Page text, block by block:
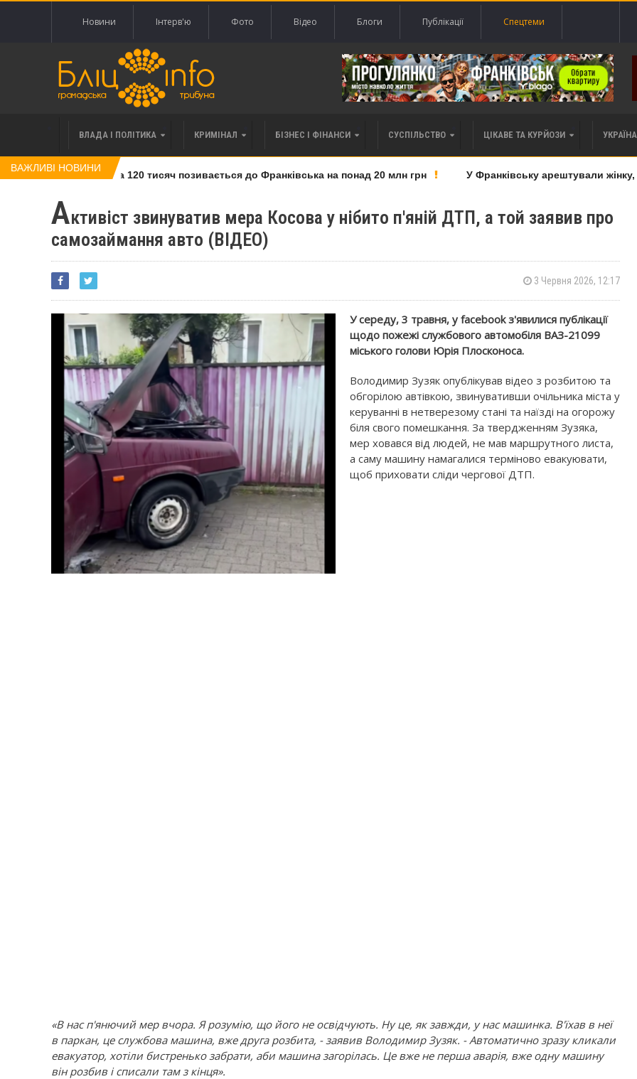
Новини Інтерв'ю Фото Відео Блоги Публікації Спецтеми
ВЛАДА І ПОЛІТИКА КРИМІНАЛ БІЗНЕС І ФІНАНСИ СУСПІЛЬСТВО ЦІКАВЕ ТА КУРЙОЗИ
ВАЖЛИВІ НОВИНИ
права вимоги за 120 тисяч позивається до Франківська на понад 20 млн грн У Франківську арештували жінку,
Активіст звинуватив мера Косова у нібито п'яній ДТП, а той заявив про
самозаймання авто (ВІДЕО)
3 Червня 2026, 12:17
У середу, 3 травня, у facebook з'явилися публікації
щодо пожежі службового автомобіля ВАЗ-21099
міського голови Юрія Плосконоса.
Володимир Зузяк опублікував відео з розбитою та
обгорілою автівкою, звинувативши очільника міста у
керуванні в нетверезому стані та наїзді на огорожу
біля свого помешкання. За твердженням Зузяка,
мер ховався від людей, не мав маршрутного листа,
а саму машину намагалися терміново евакуювати,
щоб приховати сліди чергової ДТП.
«В нас п'янючий мер вчора. Я розумію, що його не освідчують. Ну це, як завжди, у нас машинка. В'їхав в неї
в паркан, це службова машина, вже друга розбита, - заявив Володимир Зузяк. - Автоматично зразу кликали
евакуатор, хотіли бистренько забрати, аби машина загорілась. Це вже не перша аварія, вже одну машину
він розбив і списали там з кінця».